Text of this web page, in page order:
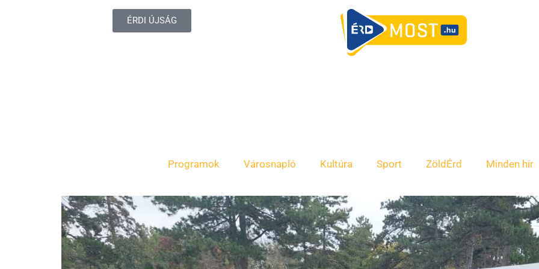
ÉRDI ÚJSÁG
Programok Városnapló Kultúra Sport ZöldÉrd Minden hír